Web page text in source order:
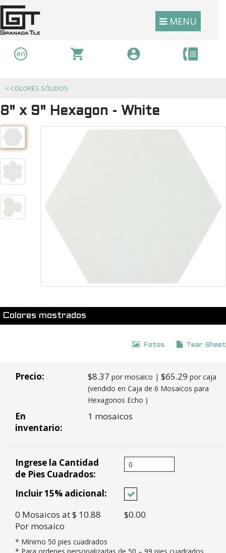
MENU
< COLORES SÓLIDOS
8" x 9" Hexagon - White
Colores mostrados
Fotos Tear Sheet
Precio: $8.37 por mosaico | $65.29 por caja
(vendido en Caja de 6 Mosaicos para
Hexagonos Echo )
En
inventario:
1 mosaicos
Ingrese la Cantidad
de Pies Cuadrados:
Incluir 15% adicional:
0 Mosaicos at $ 10.88
Por mosaico
$0.00
* Mínimo 50 pies cuadrados